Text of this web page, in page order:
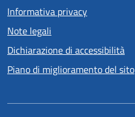
Informativa privacy
Note legali
Dichiarazione di accessibilità
Piano di miglioramento del sito